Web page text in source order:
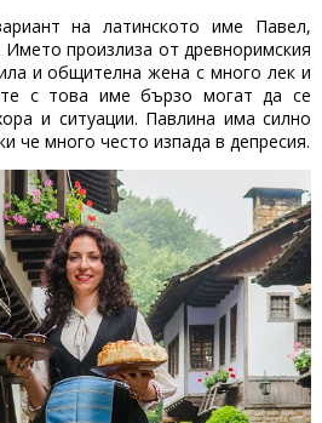
на латинското име Павел,
произлиза от древноримския
и общителна жена с много лек и
с това име бързо могат да се
и ситуации. Павлина има силно
че много често изпада в депресия.